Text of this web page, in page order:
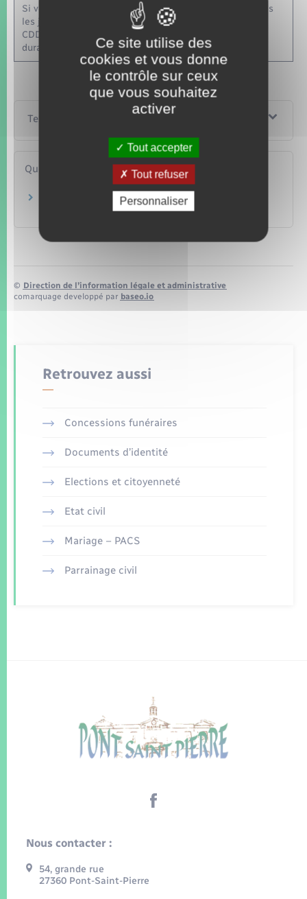
Si votre CDD se poursuit par un CDI, vous ne perdez pas
les jours de congés payés acquis non pris durant votre
CDD. Vous pouvez prendre ces congés ultérieurement
durant votre CDI.
Textes de référence
Questions ? Réponses !
Fermeture de l'entreprise pour congés
annuels : le salarié est-il indemnisé ?
© Direction de l’information légale et administrative
comarquage developpé par baseo.io
Retrouvez aussi
Concessions funéraires
Documents d’identité
Elections et citoyenneté
Etat civil
Mariage – PACS
Parrainage civil
Nous contacter :
54, grande rue
27360 Pont-Saint-Pierre
Ce site utilise des
cookies et vous donne
le contrôle sur ceux
que vous souhaitez
activer
Tout accepter
Tout refuser
Personnaliser